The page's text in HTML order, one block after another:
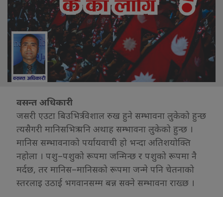
वसन्त अधिकारी
जसरी एउटा बिउभित्र विशाल रुख हुने सम्भावना लुकेको हुन्छ
त्यसैगरी मानिसभित्र पनि अथाह सम्भावना लुकेको हुन्छ ।
मानिस सम्भावनाको पर्यायवाची हो भन्दा अतिशयोक्ति
नहोला । पशु–पशुको रूपमा जन्मिन्छ र पशुको रूपमा नै
मर्दछ, तर मानिस–मानिसको रूपमा जन्मे पनि चेतनाको
स्तरलाइ उठाई भगवानसम्म बन्न सक्ने सम्भावना राख्छ ।